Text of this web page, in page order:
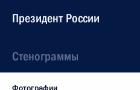
Президент России
Стенограммы